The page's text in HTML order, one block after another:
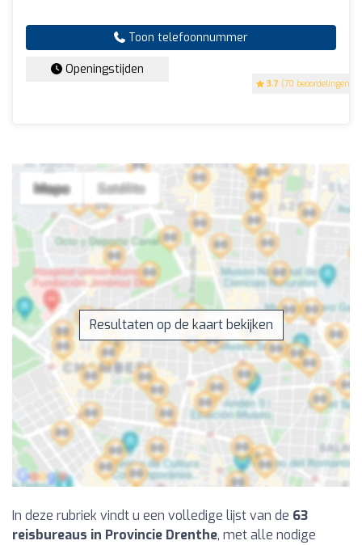
3.7 (70 beoordelingen)
Toon telefoonnummer
Openingstijden
Resultaten op de kaart bekijken
In deze rubriek vindt u een volledige lijst van de 63
reisbureaus in Provincie Drenthe, met alle nodige